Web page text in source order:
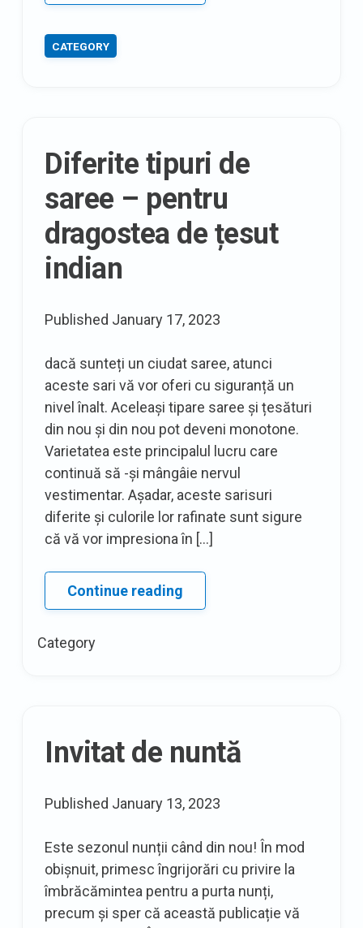
de
așa
nu
ați
mai
CATEGORY
Diferite tipuri de
saree – pentru
dragostea de țesut
indian
Published January 17, 2023
dacă sunteți un ciudat saree, atunci
aceste sari vă vor oferi cu siguranță un
nivel înalt. Aceleași tipare saree și țesături
din nou și din nou pot deveni monotone.
Varietatea este principalul lucru care
continuă să -și mângâie nervul
vestimentar. Așadar, aceste sarisuri
diferite și culorile lor rafinate sunt sigure
că vă vor impresiona în […]
Continue readingDiferite
tipuri
de
țesut
Category
Invitat de nuntă
Published January 13, 2023
Este sezonul nunții când din nou! În mod
obișnuit, primesc îngrijorări cu privire la
îmbrăcămintea pentru a purta nunți,
precum și sper că această publicație vă